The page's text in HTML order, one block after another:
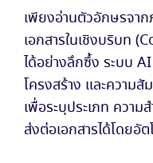
เพียงอ่านตัวอักษรจาก
เอกสารในเชิงบริบท
ได้อย่างลึกซึ้ง ระบบ AI
โครงสร้าง และความ
เพื่อระบุประเภท ควา
ส่งต่อเอกสารได้โดยอั